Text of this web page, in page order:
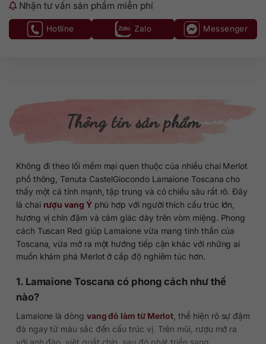
Nhận tư vấn sản phẩm miễn phí
Hotline Zalo Messenger
Thông tin sản phẩm
Không đi theo lối mềm mại quen thuộc của nhiều chai Merlot
phổ thông, Tenuta CastelGiocondo Lamaione Toscana cho
thấy một cá tính mạnh, tập trung và có chiều sâu rất rõ. Đây
là chai rượu vang Ýphù hợp với người thích cấu trúc lớn,
hương vị chín đậm và cảm giác dày trên vòm miệng. Phong
cách Tuscan Red giúp Lamaione vừa mang tinh thần của
Toscana, vừa mở ra một hướng tiếp cận khác với những ai
muốn khám phá Merlot ở cấp độ nghiêm túc hơn.
1. Lamaione Toscana có phong cách như thế
nào?
Lamaione là dòng vang đỏ làm từ Merlot , thể hiện rõ sự đậm
đà ngay từ màu sắc đến cấu trúc vị. Trên mũi, rượu mở ra
với anh đào, việt quất chín, sau đó phát triển sang